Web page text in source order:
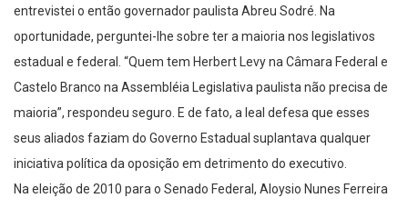
oportunidade, perguntei-lhe sobre ter a maioria nos legislativos
estadual e federal. “Quem tem Herbert Levy na Câmara Federal e
Castelo Branco na Assembléia Legislativa paulista não precisa de
maioria”, respondeu seguro. E de fato, a leal defesa que esses
seus aliados faziam do Governo Estadual suplantava qualquer
iniciativa política da oposição em detrimento do executivo.
Na eleição de 2010 para o Senado Federal, Aloysio Nunes Ferreira
(PSDB) em terceiro lugar nas pesquisas de intenção de voto,